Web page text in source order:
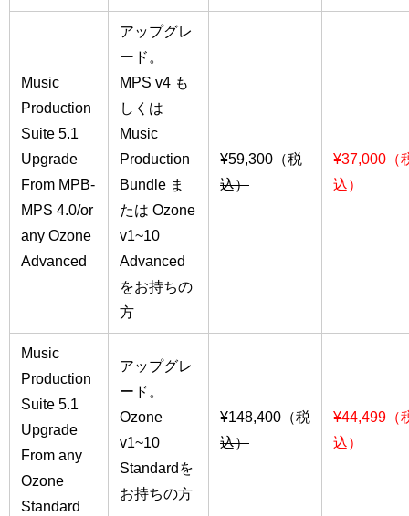
Music
Production
Suite 5.1
Upgrade
From MPB-
MPS 4.0/or
any Ozone
Advanced
アップグレ
ード。
MPS v4 も
しくは
Music
Production
Bundle ま
たは Ozone
v1~10
Advanced
をお持ちの
方
¥59,300（税
込）
¥37,000（
込）
Music
Production
Suite 5.1
Upgrade
From any
Ozone
Standard
アップグレ
ード。
Ozone
v1~10
Standardを
お持ちの方
¥148,400（税
込）
¥44,499（
込）